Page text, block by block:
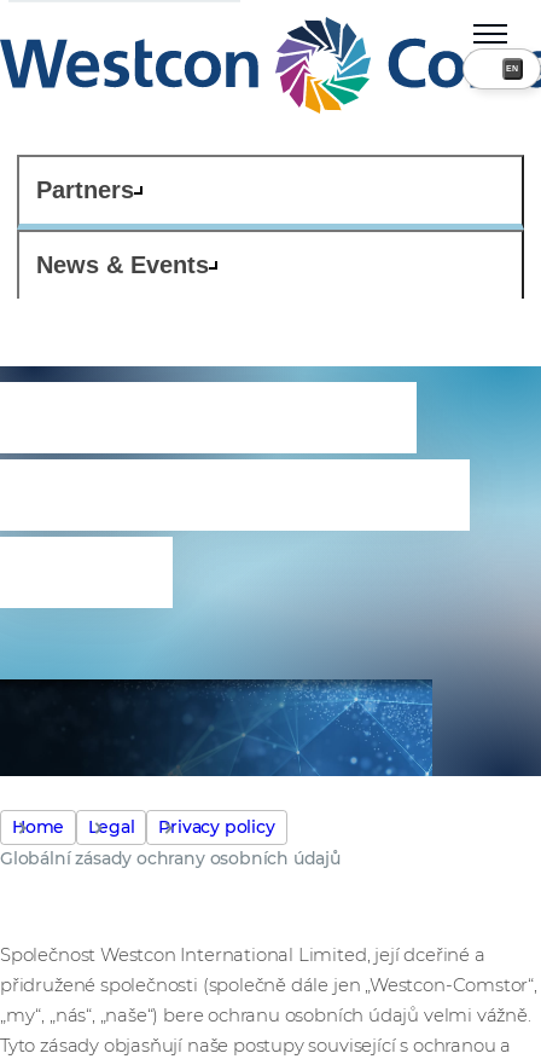
Partners
News & Events
Home Legal
Privacy policy
Globální zásady ochrany osobních údajů
Společnost Westcon International Limited, její dceřiné a
přidružené společnosti (společně dále jen „Westcon-Comstor“,
„my“, „nás“, „naše“) bere ochranu osobních údajů velmi vážně.
Tyto zásady objasňují naše postupy související s ochranou a